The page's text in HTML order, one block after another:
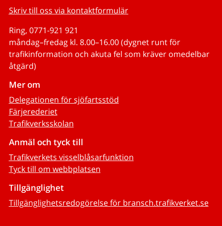
Skriv till oss via kontaktformulär
Ring, 0771-921 921
måndag–fredag kl. 8.00–16.00 (dygnet runt för
trafikinformation och akuta fel som kräver omedelbar
åtgärd)
Mer om
Delegationen för sjöfartsstöd
Färjerederiet
Trafikverksskolan
Anmäl och tyck till
Trafikverkets visselblåsarfunktion
Tyck till om webbplatsen
Tillgänglighet
Tillgänglighetsredogörelse för bransch.trafikverket.se